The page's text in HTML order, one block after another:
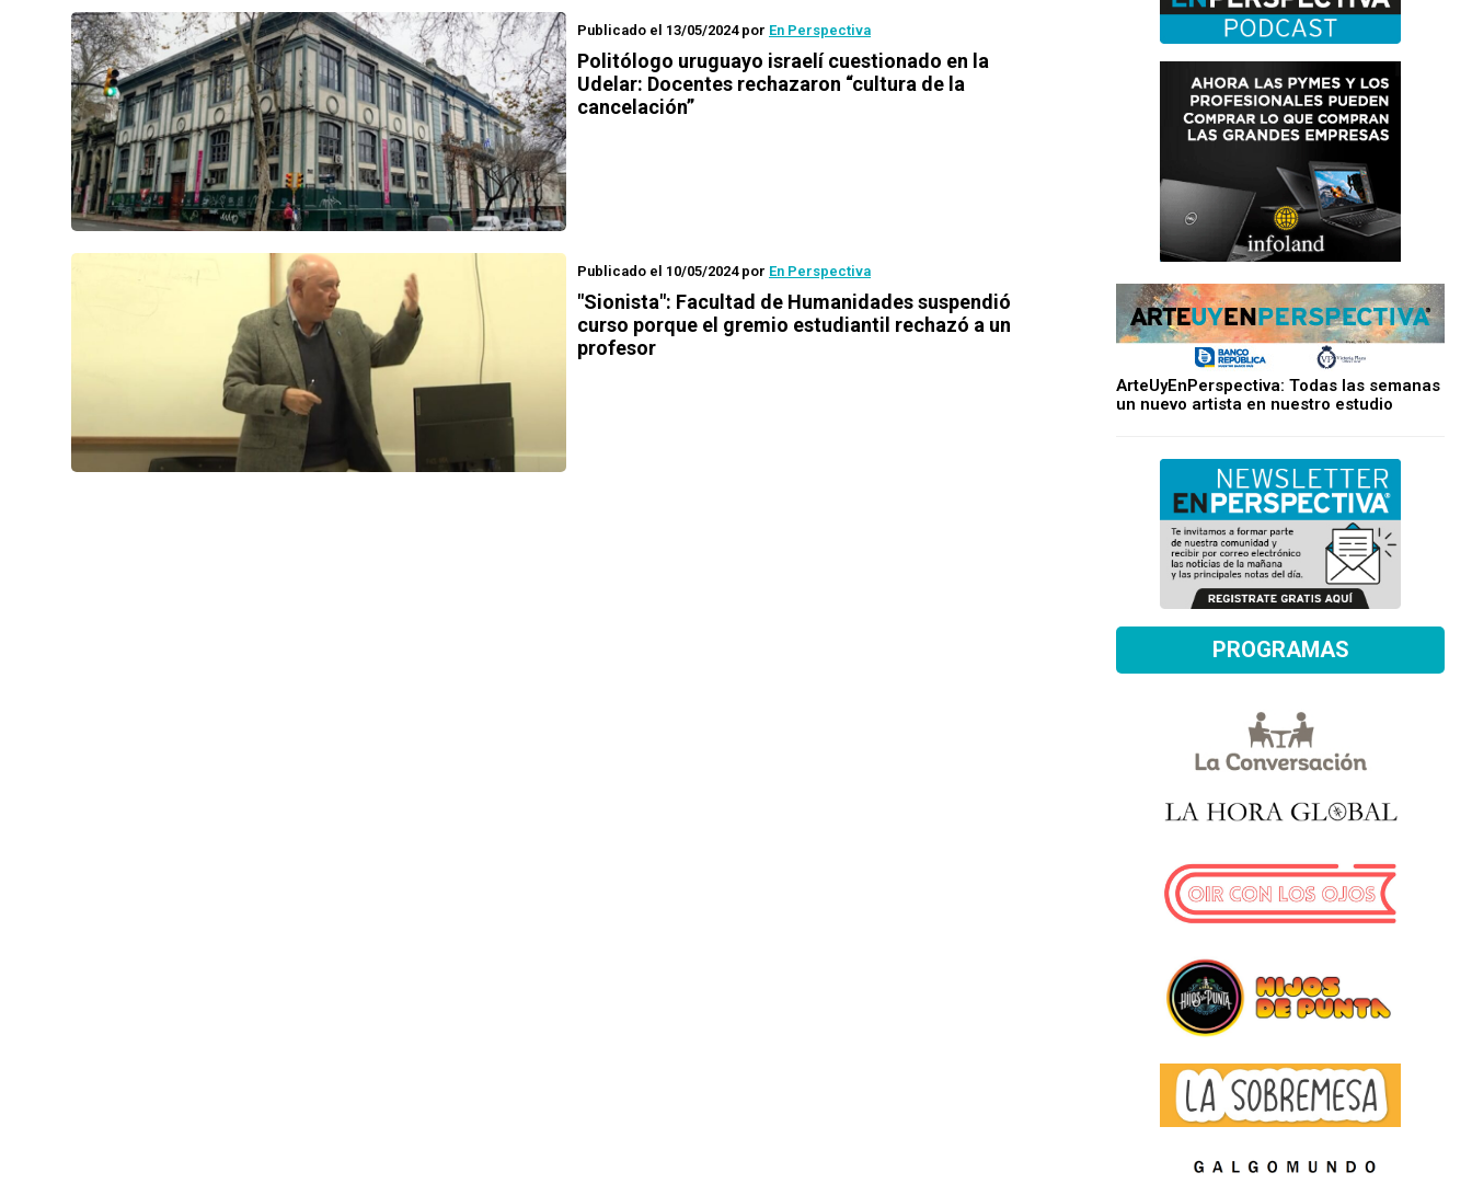
Publicado el 13/05/2024por En Perspectiva
Politólogo uruguayo israelí cuestionado en la
Udelar: Docentes rechazaron “cultura de la
cancelación”
Publicado el 10/05/2024por En Perspectiva
"Sionista": Facultad de Humanidades suspendió
curso porque el gremio estudiantil rechazó a un
profesor
ArteUyEnPerspectiva: Todas las semanas
un nuevo artista en nuestro estudio
PROGRAMAS